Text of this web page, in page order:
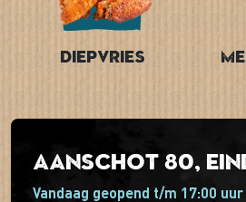
Diepvries
Aanschot 80,
Vandaag geopend t/m 17:00 uur